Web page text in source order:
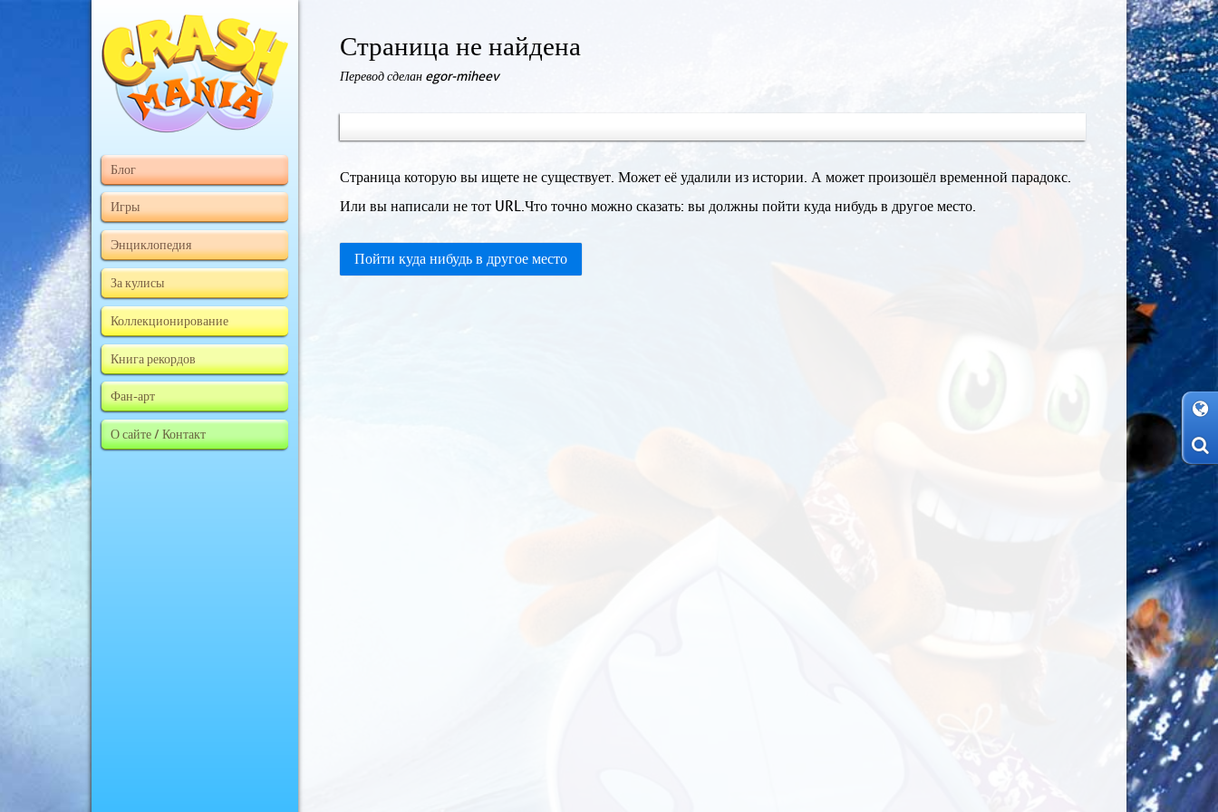
Блог
Игры
Энциклопедия
За кулисы
Коллекционирование
Книга рекордов
Фан-арт
О сайте / Контакт
Страница не найдена
Перевод сделан egor-miheev
Страница которую вы ищете не существует. Может её удалили из истории. А может произошёл временной парадокс.
Или вы написали не тот URL.Что точно можно сказать: вы должны пойти куда нибудь в другое место.
Пойти куда нибудь в другое место